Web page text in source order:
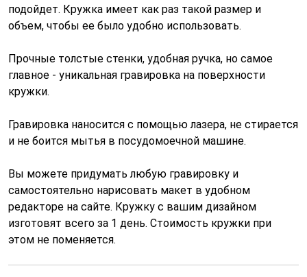
подойдет. Кружка имеет как раз такой размер и
объем, чтобы ее было удобно использовать.
Прочные толстые стенки, удобная ручка, но самое
главное - уникальная гравировка на поверхности
кружки.
Гравировка наносится с помощью лазера, не стирается
и не боится мытья в посудомоечной машине.
Вы можете придумать любую гравировку и
самостоятельно нарисовать макет в удобном
редакторе на сайте. Кружку с вашим дизайном
изготовят всего за 1 день. Стоимость кружки при
этом не поменяется.